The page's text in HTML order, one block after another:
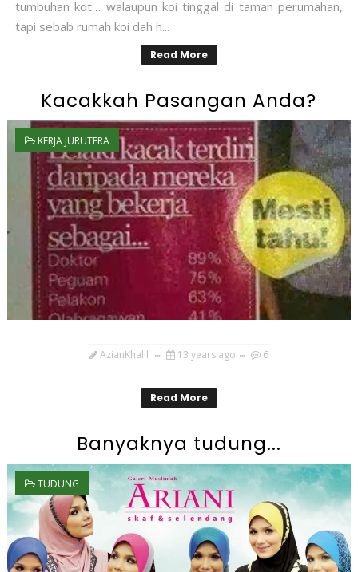
tumbuhan kot… walaupun koi tinggal di taman perumahan,
tapi sebab rumah koi dah h...
Read More
Kacakkah Pasangan Anda?
KERJA JURUTERA
AzianKhalil 13 years ago 6
Read More
Banyaknya tudung...
TUDUNG